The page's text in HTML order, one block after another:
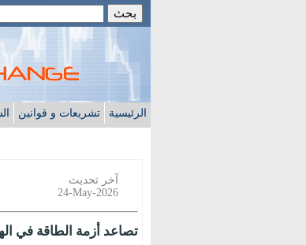
الرئيسية تشريعات و قوانين
آخر تحديث
24-May-2026
تصاعد أزمة الطاقة في